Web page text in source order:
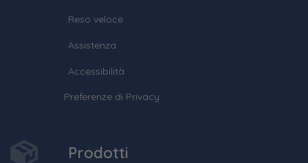
Reso veloce
Assistenza
Accessibilità
Preferenze di Privacy
Prodotti